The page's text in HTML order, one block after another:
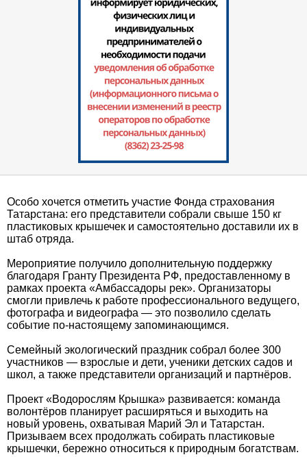
Особо хочется отметить участие Фонда страхования
Татарстана: его представители собрали свыше 150 кг
пластиковых крышечек и самостоятельно доставили их в
штаб отряда.
Мероприятие получило дополнительную поддержку
благодаря Гранту Президента РФ, предоставленному в
рамках проекта «Амбассадоры рек». Организаторы
смогли привлечь к работе профессионального ведущего,
фотографа и видеографа — это позволило сделать
событие по-настоящему запоминающимся.
Семейный экологический праздник собрал более 300
участников — взрослые и дети, ученики детских садов и
школ, а также представители организаций и партнёров.
Проект «Водорослям Крышка» развивается: команда
волонтёров планирует расширяться и выходить на
новый уровень, охватывая Марий Эл и Татарстан.
Призываем всех продолжать собирать пластиковые
крышечки, бережно относиться к природным богатствам.